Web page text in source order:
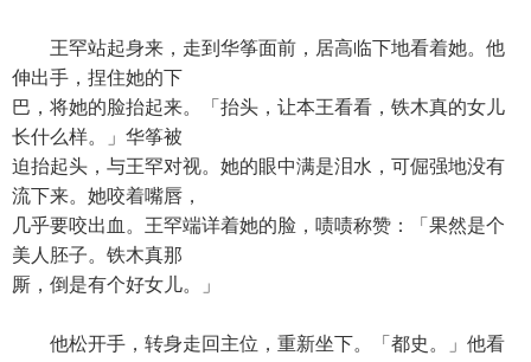
王罕站起身来，走到华筝面前，居高临下地看着她。他
伸出手，捏住她的下
巴，将她的脸抬起来。「抬头，让本王看看，铁木真的女儿
长什么样。」华筝被
迫抬起头，与王罕对视。她的眼中满是泪水，可倔强地没有
流下来。她咬着嘴唇，
几乎要咬出血。王罕端详着她的脸，啧啧称赞：「果然是个
美人胚子。铁木真那
厮，倒是有个好女儿。」
他松开手，转身走回主位，重新坐下。「都史。」他看